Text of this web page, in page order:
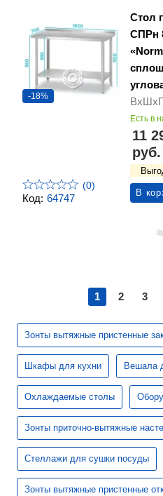
Код: 64747
-18%
(0)
Стол
СПРн
Есть в
11
руб.
В
1 2 3
Зонты вытяжные пристенные
Шкафы для кухни Вешала
Охлаждаемые столы
Зонты приточно-вытяжные
Стеллажи для сушки посуды
Зонты вытяжные пристенные